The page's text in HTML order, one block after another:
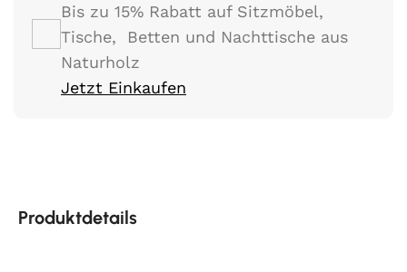
Bis zu 15% Rabatt auf Sitzmöbel,
Tische, Betten und Nachttische aus
Naturholz
Jetzt Einkaufen
Produktdetails